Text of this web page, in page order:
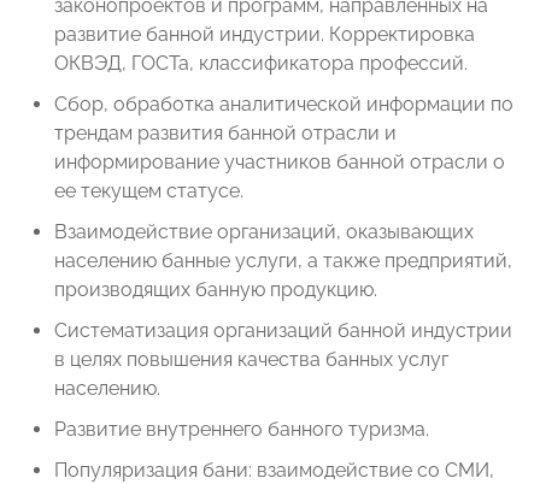
законопроектов и программ, направленных на
развитие банной индустрии. Корректировка
ОКВЭД, ГОСТа, классификатора профессий.
Сбор, обработка аналитической информации по
трендам развития банной отрасли и
информирование участников банной отрасли о
ее текущем статусе.
Взаимодействие организаций, оказывающих
населению банные услуги, а также предприятий,
производящих банную продукцию.
Систематизация организаций банной индустрии
в целях повышения качества банных услуг
населению.
Развитие внутреннего банного туризма.
Популяризация бани: взаимодействие со СМИ,